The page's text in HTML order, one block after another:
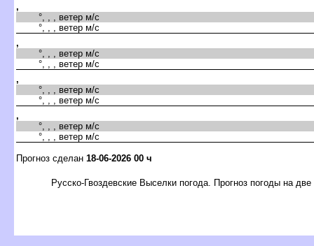
,
°, , , ветер м/с
°, , , ветер м/с
,
°, , , ветер м/с
°, , , ветер м/с
,
°, , , ветер м/с
°, , , ветер м/с
,
°, , , ветер м/с
°, , , ветер м/с
Прогноз сделан 18-06-2026 00 ч
Русско-Гвоздевские Выселки погода. Прогноз погоды на